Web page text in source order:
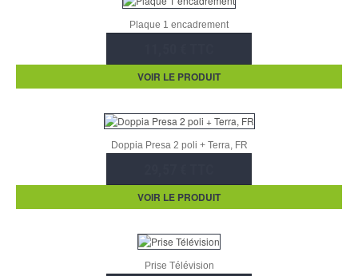
Plaque 1 encadrement
VOIR LE PRODUIT
Doppia Presa 2 poli + Terra, FR
VOIR LE PRODUIT
Prise Télévision